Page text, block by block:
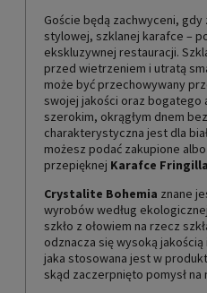
Goście będą zachwyceni,
stylowej, szklanej karafce –
ekskluzywnej restauracji.
przed wietrzeniem i utratą
może być przechowywany
swojej jakości oraz bogatego
szerokim, okrągłym dnem
charakterystyczna jest dla
możesz podać zakupione
przepięknej Karafce Fringilla
Crystalite Bohemia znane
wyrobów według
szkło z ołowiem na rzecz
odznacza się wysoką jakością
jaka stosowana jest w
skąd zaczerpnięto pomysł na